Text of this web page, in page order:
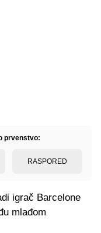
prvenstvo:
RASPORED
igrač Barcelone
mlađom